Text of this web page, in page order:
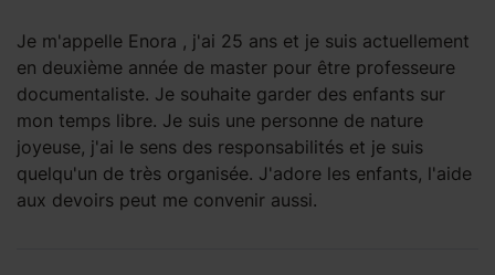
Je m'appelle Enora , j'ai 25 ans et je suis actuellement
en deuxième année de master pour être professeure
documentaliste. Je souhaite garder des enfants sur
mon temps libre. Je suis une personne de nature
joyeuse, j'ai le sens des responsabilités et je suis
quelqu'un de très organisée. J'adore les enfants, l'aide
aux devoirs peut me convenir aussi.